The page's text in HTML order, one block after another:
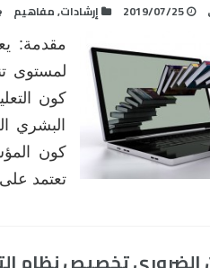
2019/07/25 إرشادات,مفاهيم
مقدمة:
لمستوى
كون
البشري
كون
تعتمد